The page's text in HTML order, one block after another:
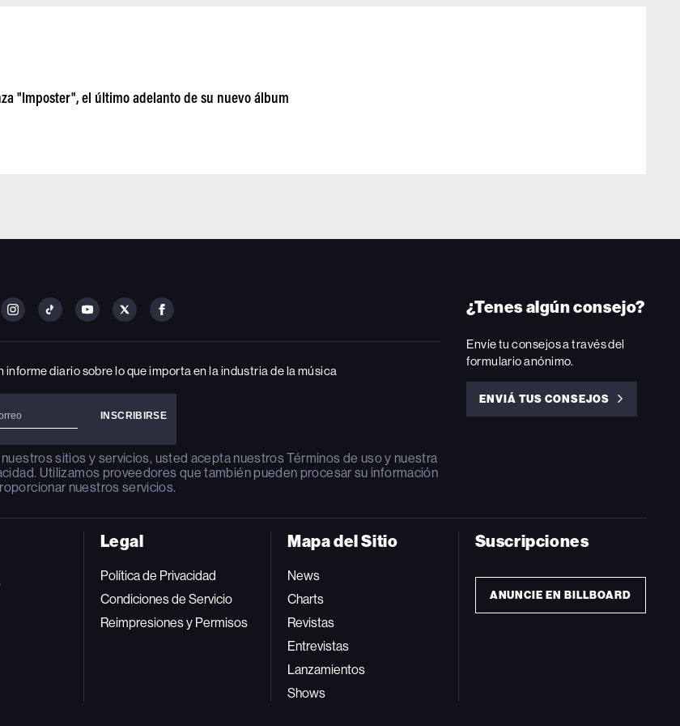
"Imposter", el último adelanto de su nuevo álbum
FOLLOW
ON
FOLLOW
ON
FOLLOW
ON
FOLLOW
ON
FOLLOW
ON
informe diario sobre lo que importa en la industria de la música
sitios y servicios, usted acepta nuestrosTérminos de usoy nuestra
. Utilizamos proveedores que también pueden procesar su información
nuestros servicios.
¿Tenes algún consejo?
Envíe tu consejos a través del
formulario anónimo.
ENVIÁ TUS CONSEJOS
ENVIÁ
Legal
Política de Privacidad
Condiciones de Servicio
Reimpresiones y Permisos
Mapa del Sitio
News
Charts
Revistas
Entrevistas
Lanzamientos
Shows
Suscripciones
ANUNCIE EN BILLBOARD